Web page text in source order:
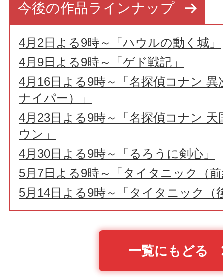
今後の作品ラインナップ
4月2日よる9時～「ハウルの動く城」
4月9日よる9時～「ゲド戦記」
4月16日よる9時～「名探偵コナン 異
ナイパー）」
4月23日よる9時～「名探偵コナン
ウン」
4月30日よる9時～「るろうに剣心」
5月7日よる9時～「タイタニック（
5月14日よる9時～「タイタニック（
一覧にもどる